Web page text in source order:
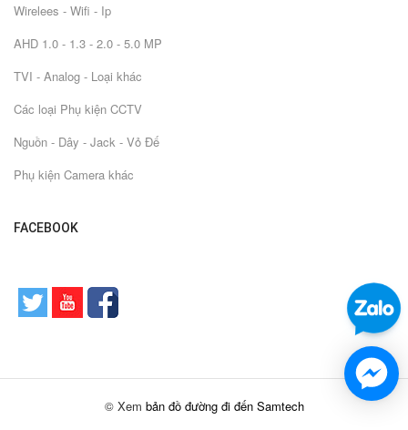
Wirelees - Wifi - Ip
AHD 1.0 - 1.3 - 2.0 - 5.0 MP
TVI - Analog - Loại khác
Các loại Phụ kiện CCTV
Nguồn - Dây - Jack - Vỏ Đế
Phụ kiện Camera khác
FACEBOOK
© Xem bản đồ đường đi đến Samtech